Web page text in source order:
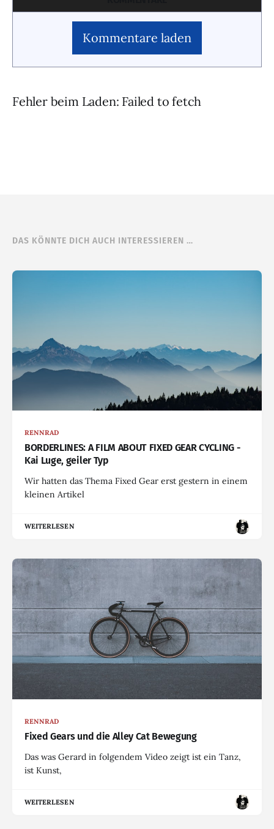
Kommentare laden
Fehler beim Laden: Failed to fetch
DAS KÖNNTE DICH AUCH INTERESSIEREN …
RENNRAD
BORDERLINES: A FILM ABOUT FIXED GEAR CYCLING -
Kai Luge, geiler Typ
Wir hatten das Thema Fixed Gear erst gestern in einem
kleinen Artikel
WEITERLESEN
RENNRAD
Fixed Gears und die Alley Cat Bewegung
Das was Gerard in folgendem Video zeigt ist ein Tanz,
ist Kunst,
WEITERLESEN